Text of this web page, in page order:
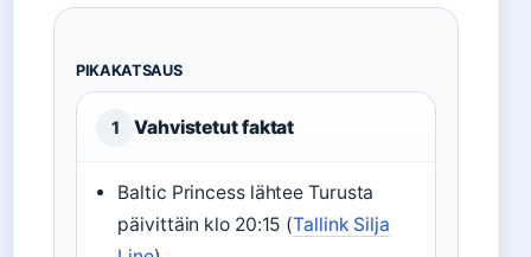
PIKAKATSAUS
1 Vahvistetut faktat
Baltic Princess lähtee Turusta
päivittäin klo 20:15 (Tallink Silja